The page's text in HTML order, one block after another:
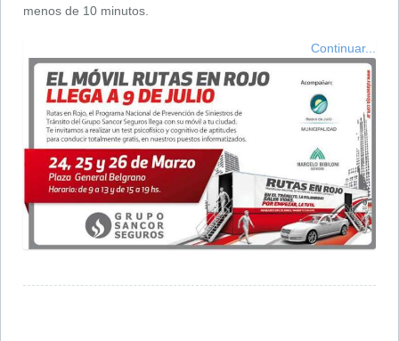
menos de 10 minutos.
Continuar...